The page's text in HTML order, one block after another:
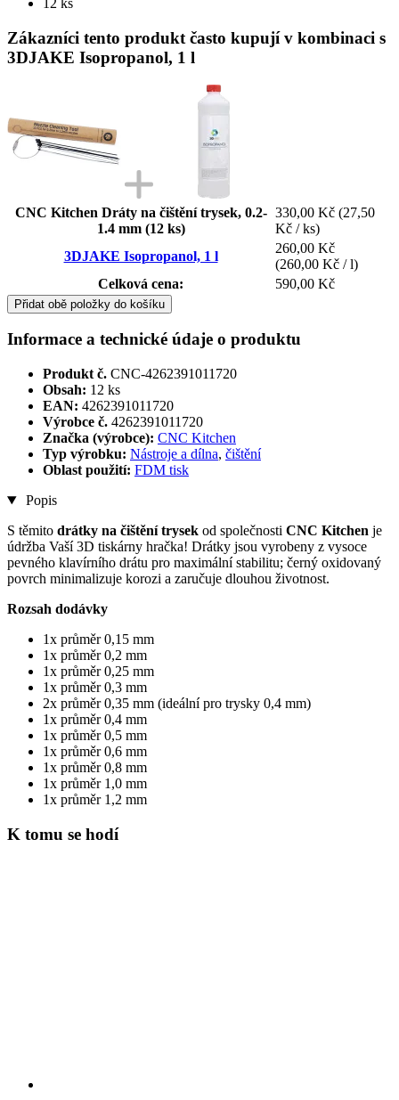
12 ks
Zákazníci tento produkt často kupují v kombinaci s
3DJAKE Isopropanol, 1 l
CNC Kitchen Dráty na čištění trysek, 0.2-
1.4 mm (12 ks)
330,00 Kč (27,50
Kč / ks)
3DJAKE Isopropanol, 1 l
260,00 Kč
(260,00 Kč / l)
Celková cena:
590,00 Kč
Přidat obě položky do košíku
Informace a technické údaje o produktu
Produkt č. CNC-4262391011720
Obsah: 12 ks
EAN: 4262391011720
Výrobce č. 4262391011720
Značka (výrobce): CNC Kitchen
Typ výrobku: Nástroje a dílna, čištění
Oblast použití: FDM tisk
Popis
S těmito drátky na čištění trysek od společnosti CNC Kitchen je
údržba Vaší 3D tiskárny hračka! Drátky jsou vyrobeny z vysoce
pevného klavírního drátu pro maximální stabilitu; černý oxidovaný
povrch minimalizuje korozi a zaručuje dlouhou životnost.
Rozsah dodávky
1x průměr 0,15 mm
1x průměr 0,2 mm
1x průměr 0,25 mm
1x průměr 0,3 mm
2x průměr 0,35 mm (ideální pro trysky 0,4 mm)
1x průměr 0,4 mm
1x průměr 0,5 mm
1x průměr 0,6 mm
1x průměr 0,8 mm
1x průměr 1,0 mm
1x průměr 1,2 mm
K tomu se hodí